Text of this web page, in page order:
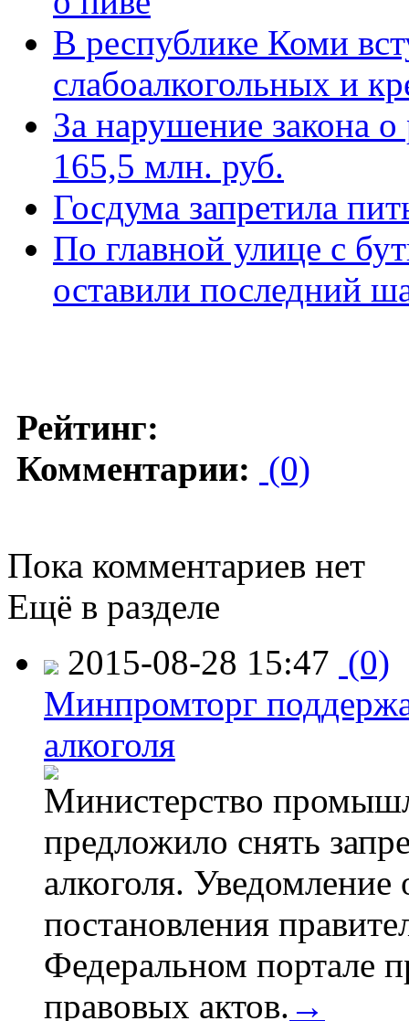
В республике Коми
слабоалкогольных и
За нарушение закона
165,5 млн. руб.
Госдума запретила
По главной улице с
оставили последний
Рейтинг:
Комментарии: (0)
Пока комментариев нет
Ещё в разделе
2015-08-28 15:47 (0)
Минпромторг
алкоголя
Министерство
предложило снять
алкоголя. Уведомление
постановления
Федеральном портале
правовых актов. →